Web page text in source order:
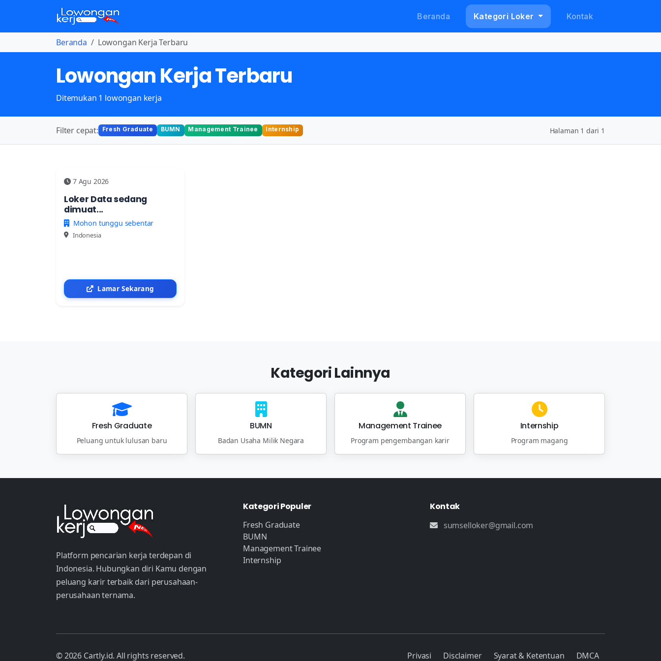
Beranda Kategori Loker Kontak
Beranda Lowongan Kerja Terbaru
Lowongan Kerja Terbaru
Ditemukan 1 lowongan kerja
Filter cepat: Fresh Graduate BUMN Management Trainee Internship Halaman 1 dari 1
7 Agu 2026
Loker Data sedang
dimuat...
Mohon tunggu sebentar
Indonesia
Lamar Sekarang
Kategori Lainnya
Fresh Graduate
Peluang untuk lulusan baru
BUMN
Badan Usaha Milik Negara
Management Trainee
Program pengembangan karir
Internship
Program magang
Platform pencarian kerja terdepan di
Indonesia. Hubungkan diri Kamu dengan
peluang karir terbaik dari perusahaan-
perusahaan ternama.
Kategori Populer
Fresh Graduate
BUMN
Management Trainee
Internship
Kontak
sumselloker@gmail.com
© 2026 Cartly.id. All rights reserved. Privasi Disclaimer Syarat & Ketentuan DMCA